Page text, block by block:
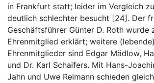
in Frankfurt statt; leider im Vergleich
deutlich schlechter besucht [24]. Der
Geschäftsführer Günter D. Roth wurde
Ehrenmitglied erklärt; weitere (lebende)
Ehrenmitglieder sind Edgar Mädlow,
und Dr. Karl Schaifers. Mit Hans-
Jahn und Uwe Reimann schieden